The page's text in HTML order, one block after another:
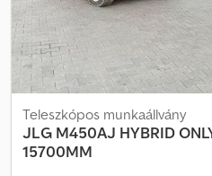
regeneráció során akár 7%-os
emelni) Azonnal üzemképes
gép jó állapotban van. Ha kérdése
Beszélünk: - Angolul - Németül -
Teleszkópos munkaállvány
JLG M450AJ HYBRID
15700MM